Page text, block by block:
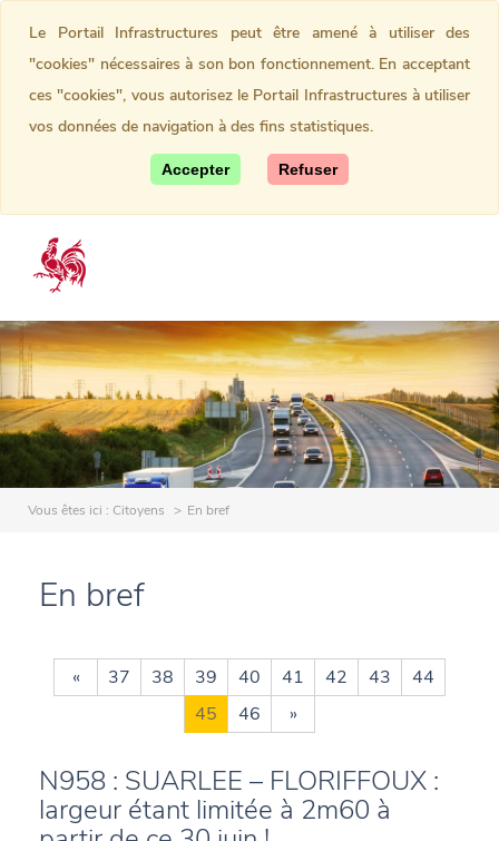
Vous êtes ici : Citoyens En bref
En bref
« 37 38 39 40 41 42 43
44
45
46 »
N958 : SUARLEE – FLORIFFOUX :
largeur étant limitée à 2m60 à
Le Portail Infrastructures peut être amené à utiliser des
"cookies" nécessaires à son bon fonctionnement. En acceptant
ces "cookies", vous autorisez le Portail Infrastructures à utiliser
vos données de navigation à des fins statistiques.
Accepter Refuser